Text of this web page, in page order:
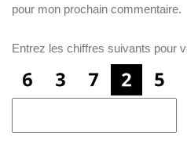
pour mon prochain commentaire.
Entrez les chiffres suivants pour